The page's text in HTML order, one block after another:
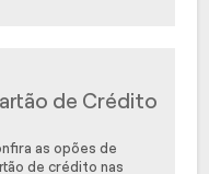
de Crédito
as opões de
de crédito nas